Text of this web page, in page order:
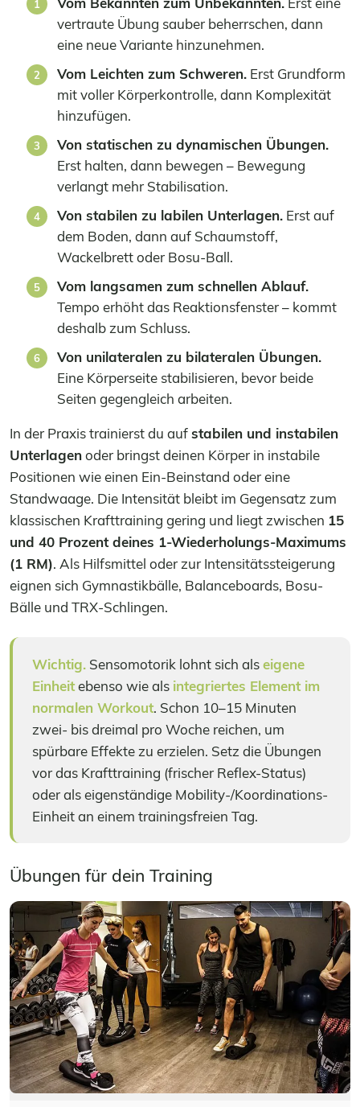
vertraute Übung sauber beherrschen, dann
eine neue Variante hinzunehmen.
Vom Leichten zum Schweren. Erst Grundform
mit voller Körperkontrolle, dann Komplexität
hinzufügen.
Von statischen zu dynamischen Übungen.
Erst halten, dann bewegen – Bewegung
verlangt mehr Stabilisation.
Von stabilen zu labilen Unterlagen. Erst auf
dem Boden, dann auf Schaumstoff,
Wackelbrett oder Bosu-Ball.
Vom langsamen zum schnellen Ablauf.
Tempo erhöht das Reaktionsfenster – kommt
deshalb zum Schluss.
Von unilateralen zu bilateralen Übungen.
Eine Körperseite stabilisieren, bevor beide
Seiten gegengleich arbeiten.
In der Praxis trainierst du aufstabilen und instabilen
Unterlagenoder bringst deinen Körper in instabile
Positionen wie einen Ein-Beinstand oder eine
Standwaage. Die Intensität bleibt im Gegensatz zum
klassischen Krafttraining gering und liegt zwischen 15
und 40 Prozent deines 1-Wiederholungs-Maximums
(1 RM). Als Hilfsmittel oder zur Intensitätssteigerung
eignen sich Gymnastikbälle, Balanceboards, Bosu-
Bälle und TRX-Schlingen.
Wichtig. Sensomotorik lohnt sich alseigene
Einheitebenso wie als integriertes Element im
normalen Workout. Schon 10–15 Minuten
zwei- bis dreimal pro Woche reichen, um
spürbare Effekte zu erzielen. Setz die Übungen
vor das Krafttraining (frischer Reflex-Status)
oder als eigenständige Mobility-/Koordinations-
Einheit an einem trainingsfreien Tag.
Übungen für dein Training